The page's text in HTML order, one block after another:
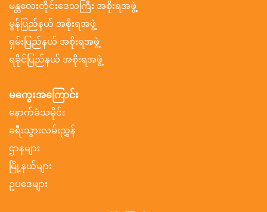
မန္တလေးတိုင်းဒေသကြီး အစိုးရအဖွဲ့
မွန်ပြည်နယ် အစိုးရအဖွဲ့
ရှမ်းပြည်နယ် အစိုးရအဖွဲ့
ရခိုင်ပြည်နယ် အစိုးရအဖွဲ့
မကွေးအကြောင်း
နောက်ခံသမိုင်း
ခရီးသွားလမ်းညွှန်
ဌာနများ
မြို့နယ်များ
ဥပဒေများ